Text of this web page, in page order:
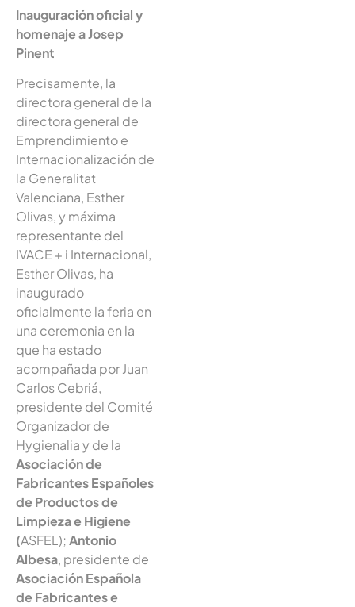
Inauguración oficial y
homenaje a Josep
Pinent
Precisamente, la
directora general de la
directora general de
Emprendimiento e
Internacionalización de
la Generalitat
Valenciana, Esther
Olivas, y máxima
representante del
IVACE + i Internacional,
Esther Olivas, ha
inaugurado
oficialmente la feria en
una ceremonia en la
que ha estado
acompañada por Juan
Carlos Cebriá,
presidente del Comité
Organizador de
Hygienalia y de la
Asociación de
Fabricantes Españoles
de Productos de
Limpieza e Higiene
(ASFEL);Antonio
Albesa, presidente de
Asociación Española
de Fabricantes e